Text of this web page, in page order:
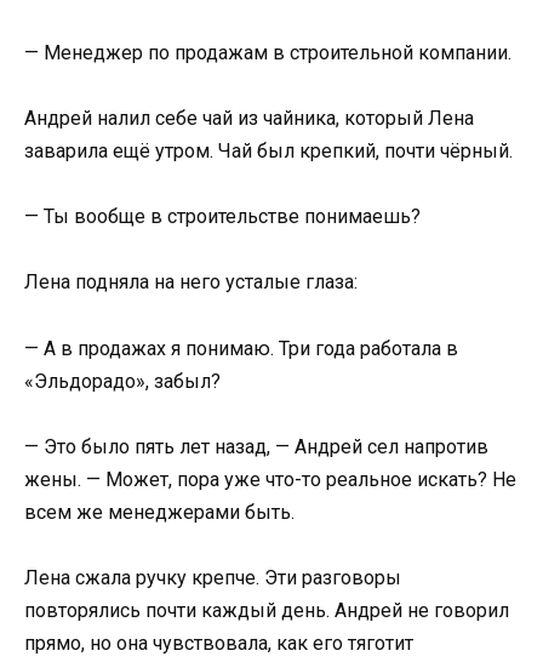
— Менеджер по продажам в строительной компании.
Андрей налил себе чай из чайника, который Лена
заварила ещё утром. Чай был крепкий, почти чёрный.
— Ты вообще в строительстве понимаешь?
Лена подняла на него усталые глаза:
— А в продажах я понимаю. Три года работала в
«Эльдорадо», забыл?
— Это было пять лет назад, — Андрей сел напротив
жены. — Может, пора уже что-то реальное искать? Не
всем же менеджерами быть.
Лена сжала ручку крепче. Эти разговоры
повторялись почти каждый день. Андрей не говорил
прямо, но она чувствовала, как его тяготит